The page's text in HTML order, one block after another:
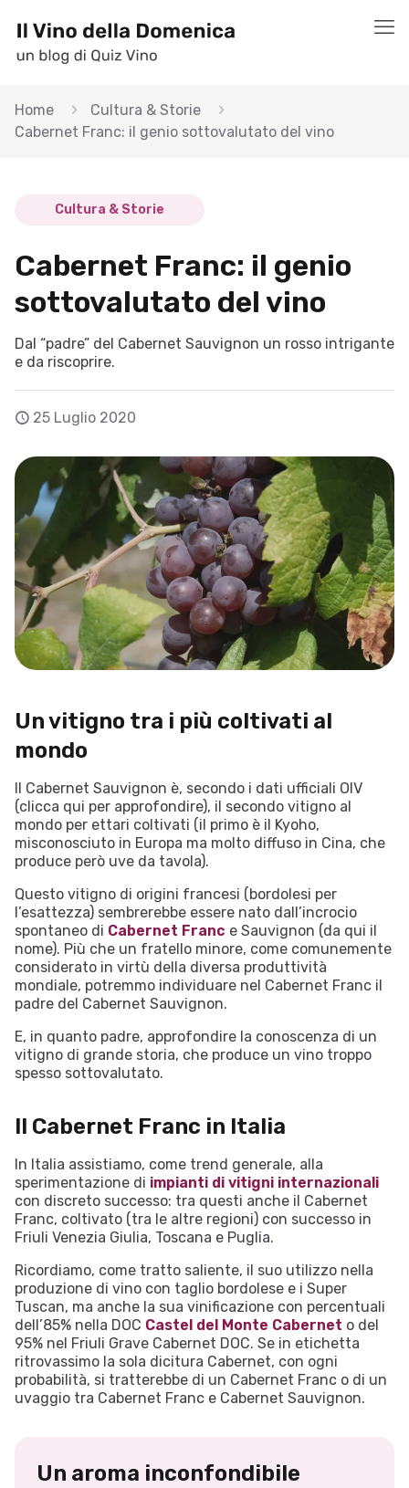
Home
Cultura & Storie
Cabernet Franc: il genio sottovalutato del vino
Cultura & Storie
Cabernet Franc: il genio
sottovalutato del vino
Dal “padre” del Cabernet Sauvignon un rosso intrigante
e da riscoprire.
25 Luglio 2020
Un vitigno tra i più coltivati al
mondo
Il Cabernet Sauvignon è, secondo i dati ufficiali OIV
(clicca qui per approfondire), il secondo vitigno al
mondo per ettari coltivati (il primo è il Kyoho,
misconosciuto in Europa ma molto diffuso in Cina, che
produce però uve da tavola).
Questo vitigno di origini francesi (bordolesi per
l’esattezza) sembrerebbe essere nato dall’incrocio
spontaneo di Cabernet Franc e Sauvignon (da qui il
nome). Più che un fratello minore, come comunemente
considerato in virtù della diversa produttività
mondiale, potremmo individuare nel Cabernet Franc il
padre del Cabernet Sauvignon.
E, in quanto padre, approfondire la conoscenza di un
vitigno di grande storia, che produce un vino troppo
spesso sottovalutato.
Il Cabernet Franc in Italia
In Italia assistiamo, come trend generale, alla
sperimentazione di impianti di vitigni internazionali
con discreto successo: tra questi anche il Cabernet
Franc, coltivato (tra le altre regioni) con successo in
Friuli Venezia Giulia, Toscana e Puglia.
Ricordiamo, come tratto saliente, il suo utilizzo nella
produzione di vino con taglio bordolese e i Super
Tuscan, ma anche la sua vinificazione con percentuali
dell’85% nella DOC Castel del Monte Cabernet o del
95% nel Friuli Grave Cabernet DOC. Se in etichetta
ritrovassimo la sola dicitura Cabernet, con ogni
probabilità, si tratterebbe di un Cabernet Franc o di un
uvaggio tra Cabernet Franc e Cabernet Sauvignon.
Un aroma inconfondibile